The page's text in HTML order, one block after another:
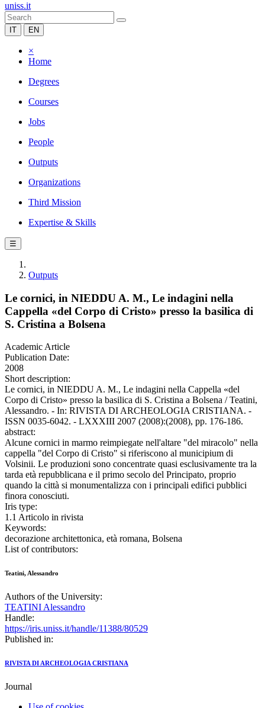
uniss.it
IT EN
×
Home
Degrees
Courses
Jobs
People
Outputs
Organizations
Third Mission
Expertise & Skills
☰
Outputs
Le cornici, in NIEDDU A. M., Le indagini nella
Cappella «del Corpo di Cristo» presso la basilica di
S. Cristina a Bolsena
Academic Article
Publication Date:
2008
Short description:
Le cornici, in NIEDDU A. M., Le indagini nella Cappella «del
Corpo di Cristo» presso la basilica di S. Cristina a Bolsena / Teatini,
Alessandro. - In: RIVISTA DI ARCHEOLOGIA CRISTIANA. -
ISSN 0035-6042. - LXXXIII 2007 (2008):(2008), pp. 176-186.
abstract:
Alcune cornici in marmo reimpiegate nell'altare "del miracolo" nella
cappella "del Corpo di Cristo" si riferiscono al municipium di
Volsinii. Le produzioni sono concentrate quasi esclusivamente tra la
tarda età repubblicana e il primo secolo del Principato, proprio
quando la città si monumentalizza con i principali edifici pubblici
finora conosciuti.
Iris type:
1.1 Articolo in rivista
Keywords:
decorazione architettonica, età romana, Bolsena
List of contributors:
Teatini, Alessandro
Authors of the University:
TEATINI Alessandro
Handle:
https://iris.uniss.it/handle/11388/80529
Published in:
RIVISTA DI ARCHEOLOGIA CRISTIANA
Journal